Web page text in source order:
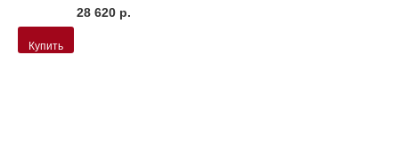
28 620 р.
Купить